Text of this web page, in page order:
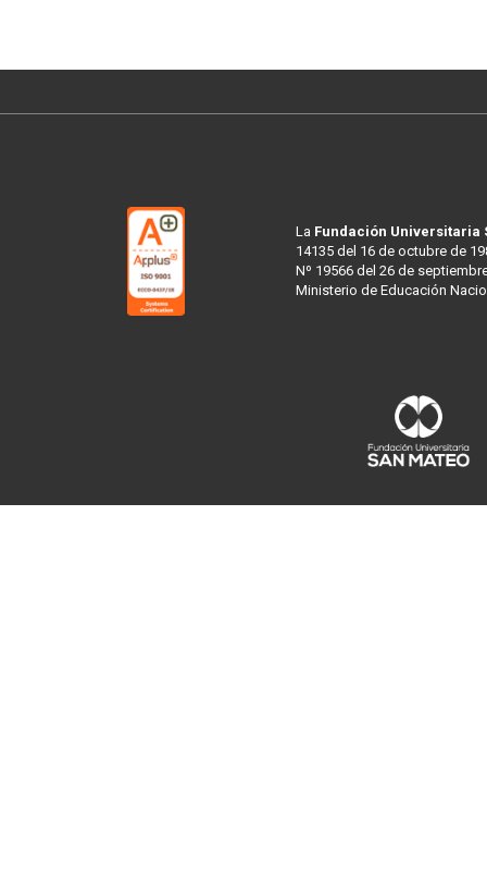
La Fundación Universitaria
14135 del 16 de octubre de
Nº 19566 del 26 de
Ministerio de Educación